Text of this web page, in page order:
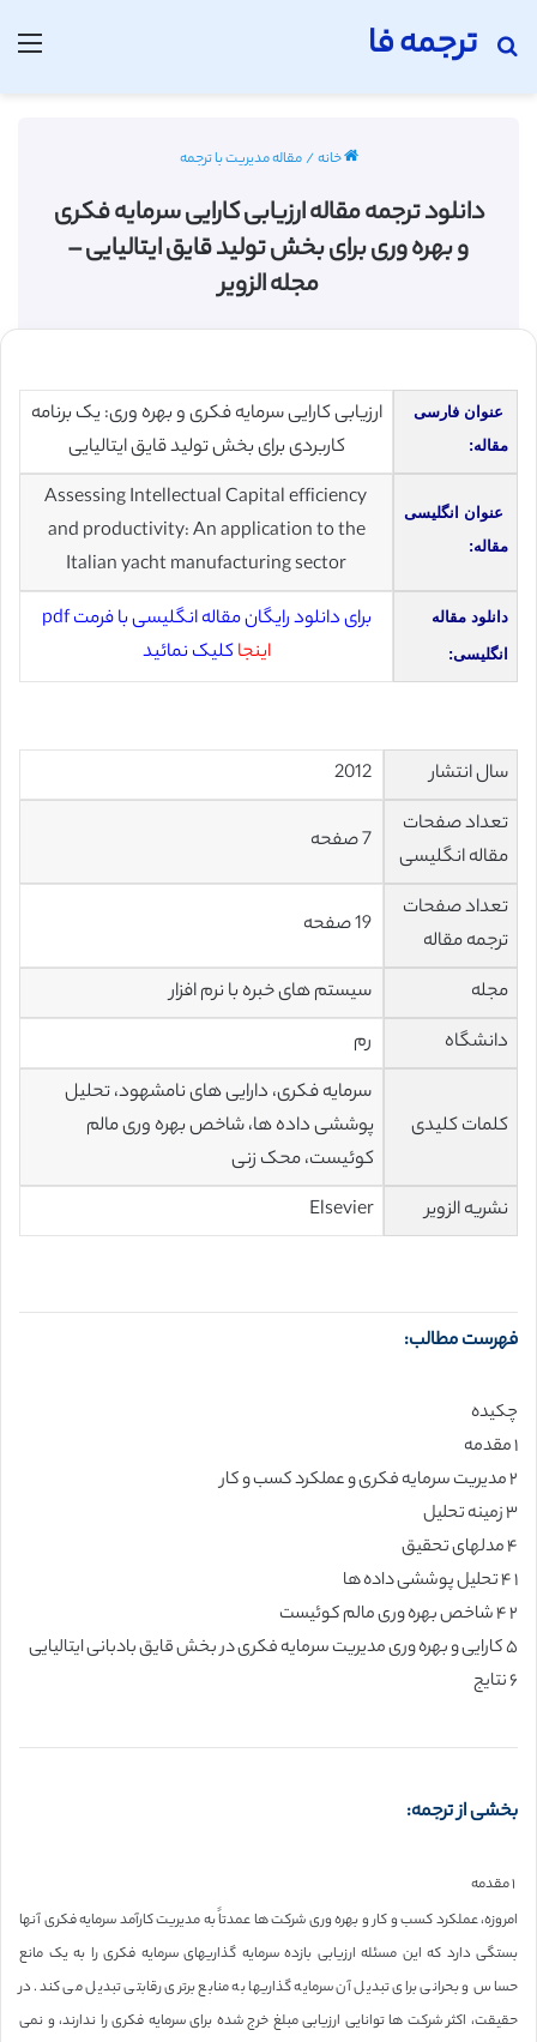
ترجمه فا
جستجو برای
خانه/مقاله مدیریت با ترجمه
دانلود ترجمه مقاله ارزیابی کارایی سرمایه فکری
و بهره وری برای بخش تولید قایق ایتالیایی –
مجله الزویر
عنوان فارسی
مقاله:
ارزیابی کارایی سرمایه فکری و بهره وری: یک برنامه
کاربردی برای بخش تولید قایق ایتالیایی
عنوان انگلیسی
مقاله:
Assessing Intellectual Capital efficiency
and productivity: An application to the
Italian yacht manufacturing sector
دانلود مقاله
انگلیسی:
برای دانلود رایگان مقاله انگلیسی با فرمت pdf
اینجاکلیک نمائید
سال انتشار
تعداد صفحات
مقاله انگلیسی
تعداد صفحات
ترجمه مقاله
مجله
سیستم های خبره با نرم افزار
دانشگاه
رم
کلمات کلیدی
سرمایه فکری، دارایی های نامشهود، تحلیل
پوششی داده ها، شاخص بهره وری مالم
کوئیست، محک زنی
نشریه الزویر
Elsevier
فهرست مطالب:
چکیده
۱ مقدمه
۲ مدیریت سرمایه فکری و عملکرد کسب و کار
۳ زمینه تحلیل
۴ مدلهای تحقیق
۱ ۴ تحلیل پوششی داده ها
۲ ۴ شاخص بهره وری مالم کوئیست
۵ کارایی و بهره وری مدیریت سرمایه فکری در بخش قایق بادبانی ایتالیایی
۶ نتایج
بخشی از ترجمه:
امروزه، عملکرد کسب و کار و بهره وری شرکت ها عمدتاً به مدیریت کارآمد سرمایه فکری آنها
بستگی دارد که این مسئله ارزیابی بازده سرمایه گذاریهای سرمایه فکری را به یک مانع
حساس و بحرانی برای تبدیل آن سرمایه گذاریها به منابع برتری رقابتی تبدیل می کند. در
حقیقت، اکثر شرکت ها توانایی ارزیابی مبلغ خرج شده برای سرمایه فکری را ندارند، و نمی